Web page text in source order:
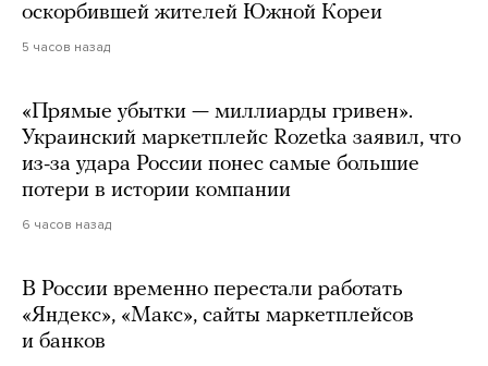
оскорбившей жителей Южной Кореи
5 часов назад
«Прямые убытки — миллиарды гривен».
Украинский маркетплейс Rozetka заявил, что
из-за удара России понес самые большие
потери в истории компании
6 часов назад
В России временно перестали работать
«Яндекс», «Макс», сайты маркетплейсов
и банков